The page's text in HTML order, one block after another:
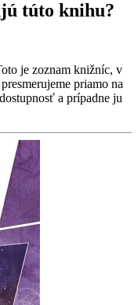
túto knihu?
je zoznam knižníc, v
priamo na
a prípadne ju